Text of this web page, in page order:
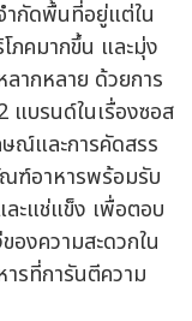
ำกัดพื้นที่อยู่แต่ใน
ภคมากขึ้น และมุ่ง
ากหลาย ด้วยการ
แบรนด์ในเรื่องซอส
ณ์และการคัดสรร
ฑ์อาหารพร้อมรับ
ละแช่แข็ง เพื่อตอบ
องความสะดวกใน
รที่การันตีความ